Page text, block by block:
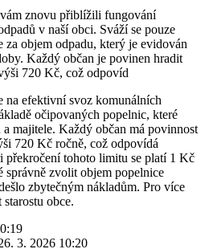
znovu přiblížili fungování
v naší obci. Sváží se pouze
za objem odpadu, který je evidován
Každý občan je povinen hradit
720 Kč, což odpovíd
na efektivní svoz komunálních
očipovaných popelnic, které
majitele. Každý občan má povinnost
720 Kč ročně, což odpovídá
překročení tohoto limitu se platí 1 Kč
správně zvolit objem popelnice
zbytečným nákladům. Pro více
obce.
3. 2026 10:20